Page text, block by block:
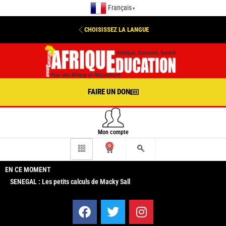
Français ▼
CHOISISSEZ LA LANGUE
FAIRE UN DON
Mon compte
0
EN CE MOMENT
SENEGAL : Les petits calculs de Macky Sall